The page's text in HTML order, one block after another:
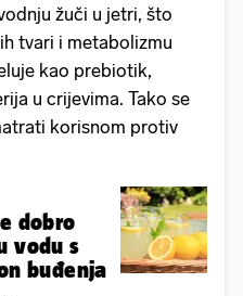
žuči u jetri, što
tvari i metabolizmu
kao prebiotik,
u crijevima. Tako se
korisnom protiv
dobro
vodu s
buđenja